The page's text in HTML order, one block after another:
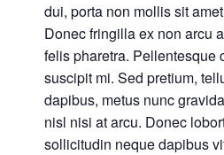
dui, porta non mollis sit
Donec fringilla ex non arcu
felis pharetra. Pellentesque
suscipit mi. Sed pretium,
dapibus, metus nunc
nisl nisi at arcu. Donec
sollicitudin neque dapibus